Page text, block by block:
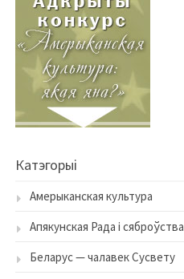
Катэгорыі
Амерыканская культура
Апякунская Рада і сяброўства
Беларус — чалавек Сусвету